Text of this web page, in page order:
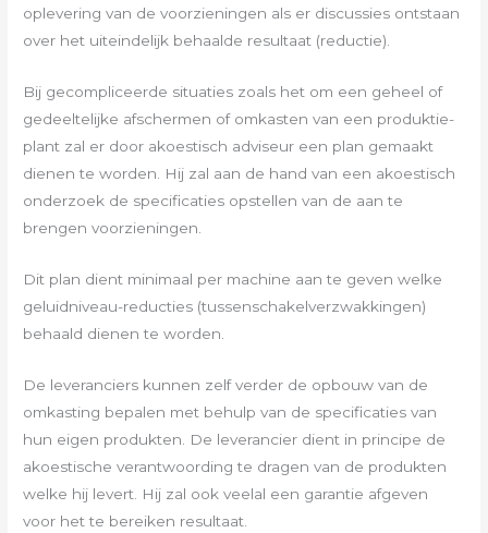
oplevering van de voorzieningen als er discussies ontstaan
over het uiteindelijk behaalde resultaat (reductie).
Bij gecompliceerde situaties zoals het om een geheel of
gedeeltelijke afschermen of omkasten van een produktie-
plant zal er door akoestisch adviseur een plan gemaakt
dienen te worden. Hij zal aan de hand van een akoestisch
onderzoek de specificaties opstellen van de aan te
brengen voorzieningen.
Dit plan dient minimaal per machine aan te geven welke
geluidniveau-reducties (tussenschakelverzwakkingen)
behaald dienen te worden.
De leveranciers kunnen zelf verder de opbouw van de
omkasting bepalen met behulp van de specificaties van
hun eigen produkten. De leverancier dient in principe de
akoestische verantwoording te dragen van de produkten
welke hij levert. Hij zal ook veelal een garantie afgeven
voor het te bereiken resultaat.